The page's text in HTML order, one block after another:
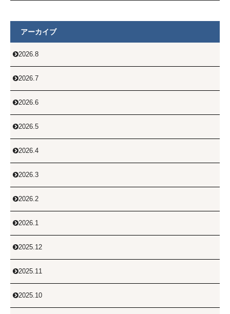
アーカイブ
2026.8
2026.7
2026.6
2026.5
2026.4
2026.3
2026.2
2026.1
2025.12
2025.11
2025.10